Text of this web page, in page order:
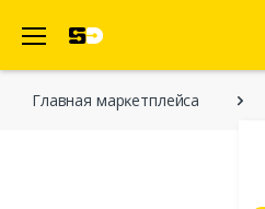
Главная марĸетплейса